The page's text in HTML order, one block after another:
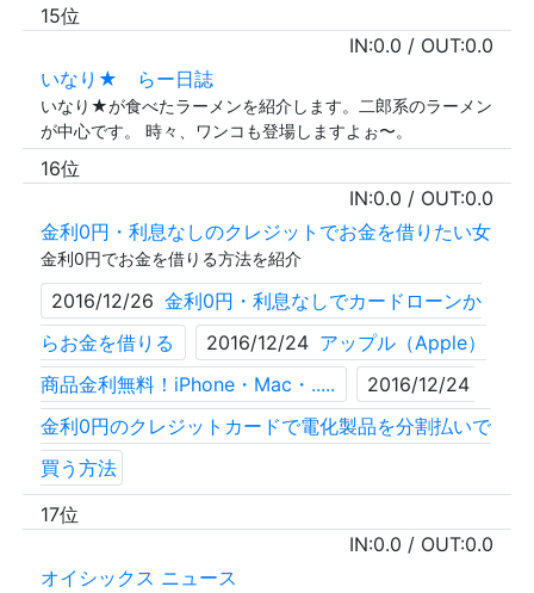
15位
IN:0.0 / OUT:0.0
いなり★ らー日誌
いなり★が食べたラーメンを紹介します。二郎系のラーメン
が中心です。 時々、ワンコも登場しますよぉ〜。
16位
IN:0.0 / OUT:0.0
金利0円・利息なしのクレジットでお金を借りたい女
金利0円でお金を借りる方法を紹介
2016/12/26 金利0円・利息なしでカードローンか
らお金を借りる
2016/12/24 アップル（Apple）
商品金利無料！iPhone・Mac・.....
2016/12/24
金利0円のクレジットカードで電化製品を分割払いで
買う方法
17位
IN:0.0 / OUT:0.0
オイシックス ニュース